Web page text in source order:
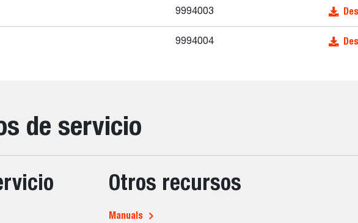
9994003
9994004
de servicio
Otros recursos
Manuals